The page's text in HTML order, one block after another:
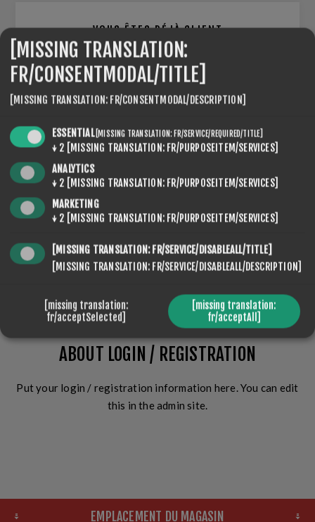
VOUS ÊTES DÉJÀ CLIENT
E-MAIL:
MOT DE PASSE:
Se souvenir de moi
CONNEXION
ABOUT LOGIN / REGISTRATION
Put your login / registration information here. You can edit
this in the admin site.
EMPLACEMENT DU MAGASIN
[MISSING TRANSLATION:
FR/CONSENTMODAL/TITLE]
[MISSING TRANSLATION: FR/CONSENTMODAL/DESCRIPTION]
ESSENTIAL [MISSING TRANSLATION: FR/SERVICE/REQUIRED/TITLE]
↓ 2 [MISSING TRANSLATION: FR/PURPOSEITEM/SERVICES]
ANALYTICS
↓ 2 [MISSING TRANSLATION: FR/PURPOSEITEM/SERVICES]
MARKETING
↓ 2 [MISSING TRANSLATION: FR/PURPOSEITEM/SERVICES]
[MISSING TRANSLATION: FR/SERVICE/DISABLEALL/TITLE]
[MISSING TRANSLATION: FR/SERVICE/DISABLEALL/DESCRIPTION]
[missing translation:
fr/acceptSelected]
[missing translation:
fr/acceptAll]